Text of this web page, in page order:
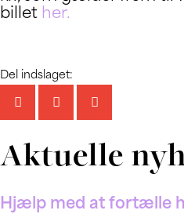
billet her.
Del indslaget:
Aktuelle
Hjælp med at fortælle